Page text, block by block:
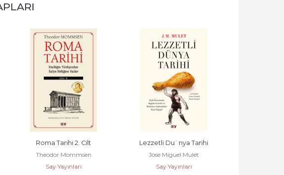
Lezzetli Du¨nya Tarihi
Jose Miguel Mulet
Say Yayınları
Roma Tarihi 4. Cilt
Theodor Mommsen
Say Yayınları